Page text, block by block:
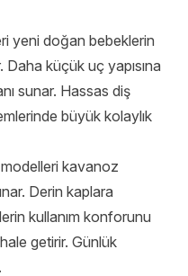
yeni doğan bebeklerin
Daha küçük uç yapısına
sunar. Hassas diş
büyük kolaylık
modelleri kavanoz
Derin kaplara
kullanım konforunu
getirir. Günlük